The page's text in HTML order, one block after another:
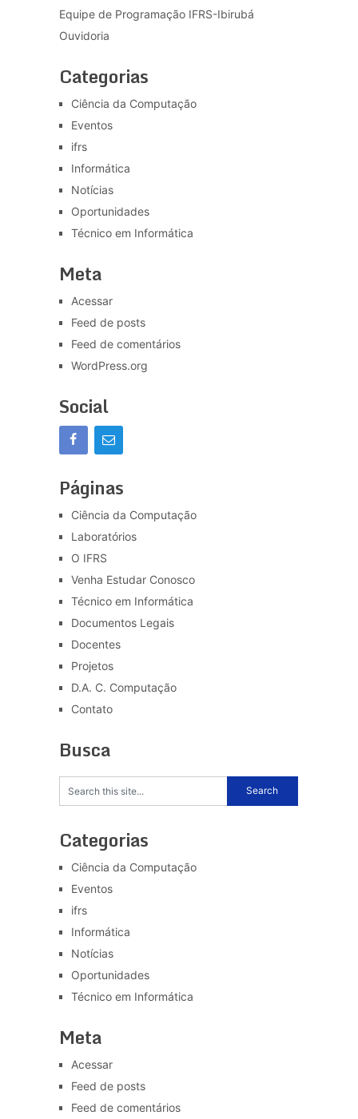
Equipe de Programação IFRS-Ibirubá
Ouvidoria
Categorias
Ciência da Computação
Eventos
ifrs
Informática
Notícias
Oportunidades
Técnico em Informática
Meta
Acessar
Feed de posts
Feed de comentários
WordPress.org
Social
Páginas
Ciência da Computação
Laboratórios
O IFRS
Venha Estudar Conosco
Técnico em Informática
Documentos Legais
Docentes
Projetos
D.A. C. Computação
Contato
Busca
Categorias
Ciência da Computação
Eventos
ifrs
Informática
Notícias
Oportunidades
Técnico em Informática
Meta
Acessar
Feed de posts
Feed de comentários